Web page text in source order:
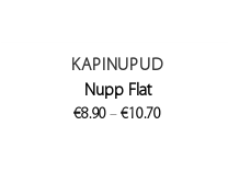
KAPINUPUD
Nupp Flat
€8.90 – €10.70Price